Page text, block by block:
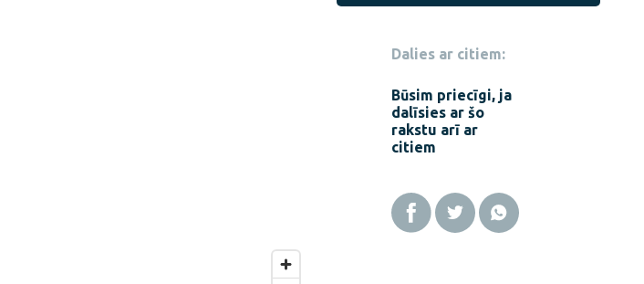
Dalies ar citiem:
Būsim priecīgi, ja
dalīsies ar šo
rakstu arī ar
citiem